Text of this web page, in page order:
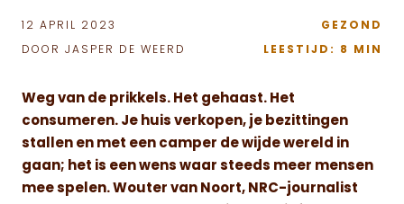
12 APRIL 2023
DOOR JASPER DE WEERD
GEZOND
LEESTIJD: 8 MIN
Weg van de prikkels. Het gehaast. Het
consumeren. Je huis verkopen, je bezittingen
stallen en met een camper de wijde wereld in
gaan; het is een wens waar steeds meer mensen
mee spelen. Wouter van Noort, NRC-journalist